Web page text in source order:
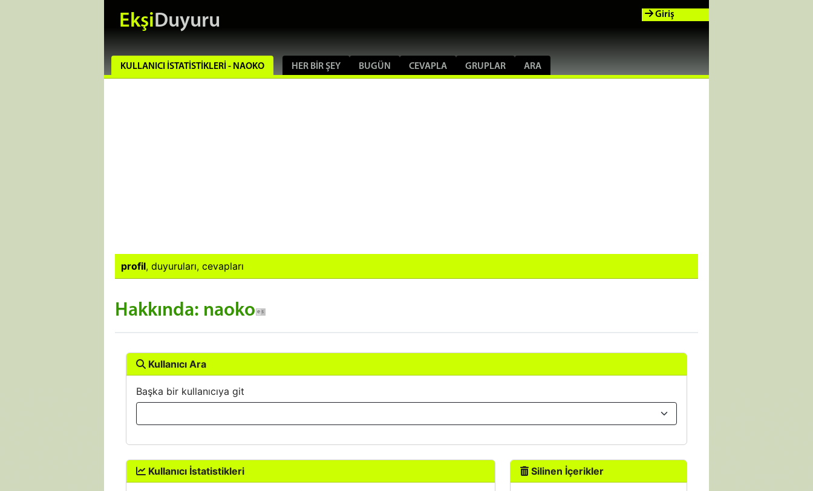
EkşiDuyuru
KULLANICI İSTATISTIKLERI - NAOKO HER BIR ŞEY BUGÜN CEVAPLA GRUPLAR ARA
Giriş
profil, duyuruları, cevapları
Hakkında: naoko
Kullanıcı Ara
Başka bir kullanıcıya git
Kullanıcı İstatistikleri Silinen İçerikler